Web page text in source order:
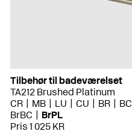
Tilbehør til badeværelset
TA212 Brushed Platinum
CR
MB LU CU BR BC
BrBC
BrPL
Pris 1 025 KR